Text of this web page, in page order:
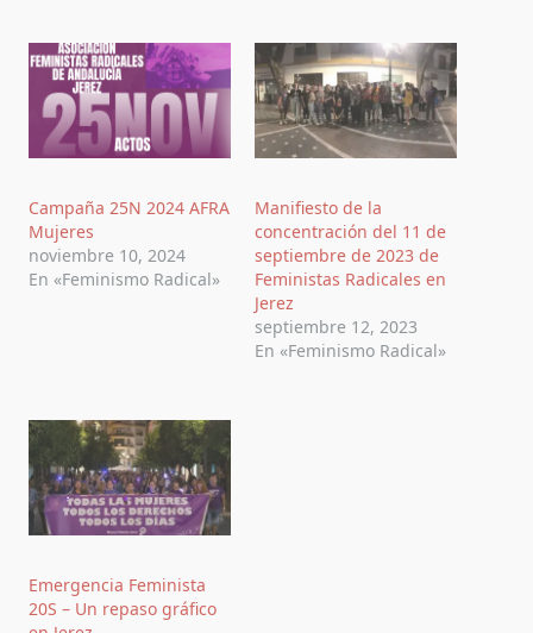
Campaña 25N 2024 AFRA
Mujeres
noviembre 10, 2024
En «Feminismo Radical»
Manifiesto de la
concentración del 11 de
septiembre de 2023 de
Feministas Radicales en
Jerez
septiembre 12, 2023
En «Feminismo Radical»
Emergencia Feminista
20S – Un repaso gráfico